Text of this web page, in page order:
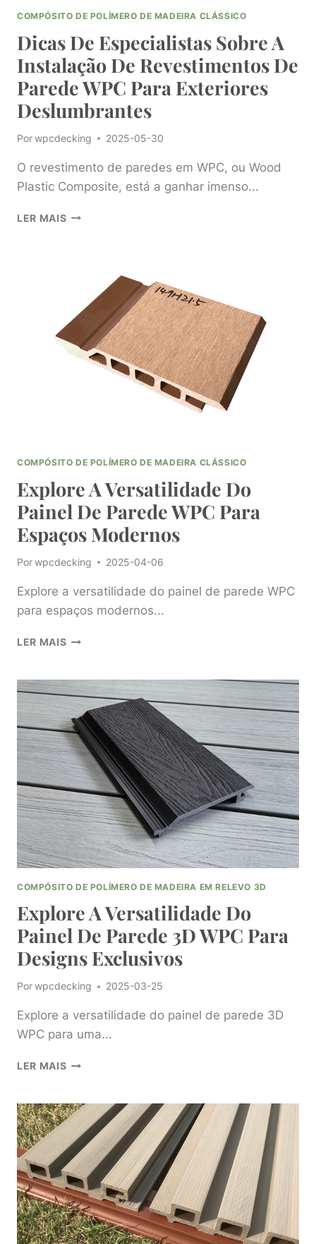
COMPÓSITO DE POLÍMERO DE MADEIRA CLÁSSICO
Dicas De Especialistas Sobre A
Instalação De Revestimentos De
Parede WPC Para Exteriores
Deslumbrantes
Porwpcdecking 2025-05-30
O revestimento de paredes em WPC, ou Wood
Plastic Composite, está a ganhar imenso...
LER MAISDICAS
INSTALAÇÃO
REVESTIMENTOS
PAREDE
WPC
COMPÓSITO DE POLÍMERO DE MADEIRA CLÁSSICO
Explore A Versatilidade Do
Painel De Parede WPC Para
Espaços Modernos
Porwpcdecking 2025-04-06
Explore a versatilidade do painel de parede WPC
para espaços modernos...
LER MAISEXPLORE
DO
PAINEL
DE
PAREDE
WPC
PARA
ESPAÇOS
MODERNOS
COMPÓSITO DE POLÍMERO DE MADEIRA EM RELEVO 3D
Explore A Versatilidade Do
Painel De Parede 3D WPC Para
Designs Exclusivos
Porwpcdecking 2025-03-25
Explore a versatilidade do painel de parede 3D
WPC para uma...
LER MAISEXPLORE
DO
PAINEL
DE
PAREDE
3D
WPC
PARA
DESIGNS
EXCLUSIVOS